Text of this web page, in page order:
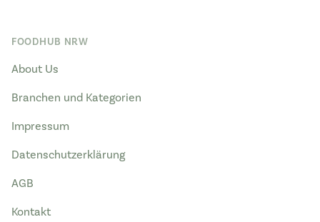
FOODHUB NRW
About Us
Branchen und Kategorien
Impressum
Datenschutzerklärung
AGB
Kontakt